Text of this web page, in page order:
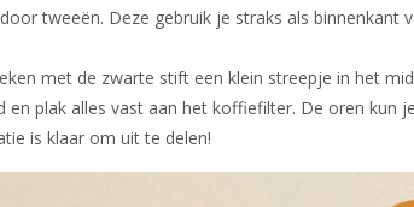
tweeën. Deze gebruik je straks als binnenkant
met de zwarte stift een klein streepje in het
plak alles vast aan het koffiefilter. De oren kun
is klaar om uit te delen!